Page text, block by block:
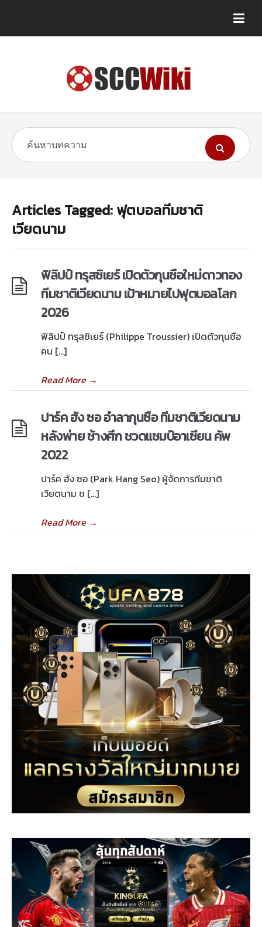
Articles Tagged: ฟุตบอลทีมชาติ
เวียดนาม
ฟิลิปป์ ทรุสซิเยร์ เปิดตัวกุนซือใหม่ดาวทอง
ทีมชาติเวียดนาม เป้าหมายไปฟุตบอลโลก
2026
ฟิลิปป์ ทรุสซิเยร์ (Philippe Troussier) เปิดตัวกุนซือ
คน […]
Read More→
ปาร์ค ฮัง ซอ อำลากุนซือ ทีมชาติเวียดนาม
หลังพ่าย ช้างศึก ชวดแชมป์อาเซียน คัพ
2022
ปาร์ค ฮัง ซอ (Park Hang Seo) ผู้จัดการทีมชาติ
เวียดนาม ช […]
Read More→